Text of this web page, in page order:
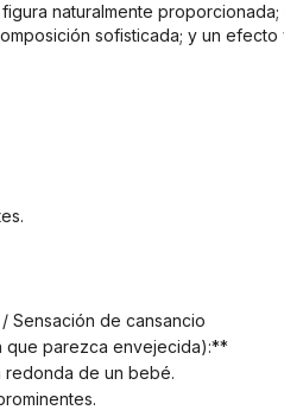
naturalmente
sofisticada; y un efecto
Sensación de cansancio
que parezca envejecida):**
redonda de un bebé.